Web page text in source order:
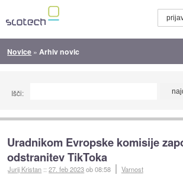
Novice » Arhiv novic
Išči:
Uradnikom Evropske komisije
odstranitev TikToka
Jurij Kristan ::27. feb 2023ob 08:58 Varnost